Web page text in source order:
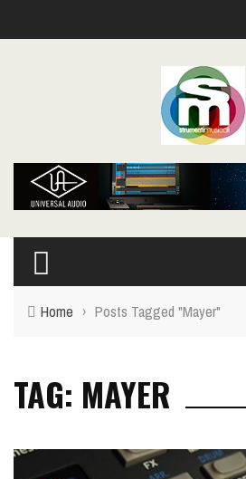
Home › Posts Tagged "Mayer"
TAG: MAYER